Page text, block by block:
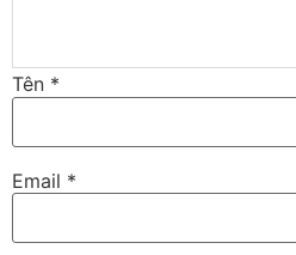
Tên *
Email *